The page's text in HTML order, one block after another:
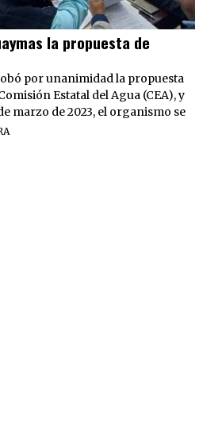
la propuesta de
por unanimidad la propuesta
Estatal del Agua (CEA), y
marzo de 2023, el organismo se